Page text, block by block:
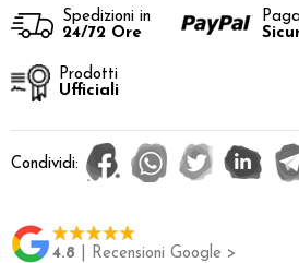
Spedizioni in
24/72 Ore
Prodotti
Ufficiali
Condividi:
4.8 | Recensioni Google >